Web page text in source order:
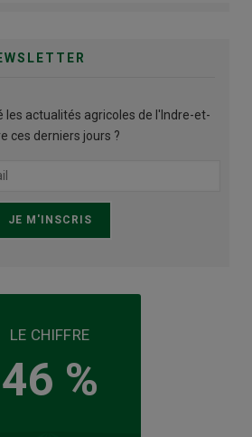
les actualités agricoles de l'Indre-et-
ces derniers jours ?
LE CHIFFRE
46 %